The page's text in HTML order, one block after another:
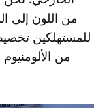
من اللون إلى
للمستهلكين
من